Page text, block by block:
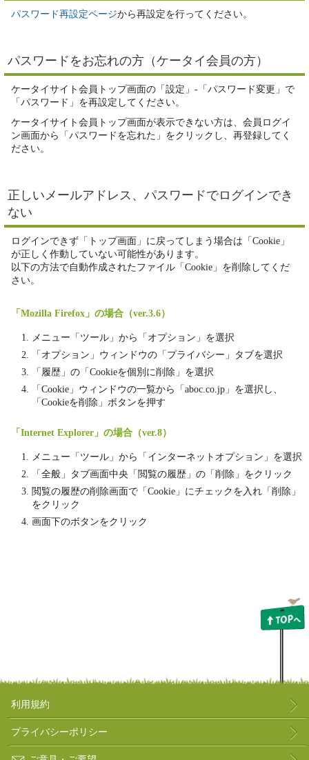
パスワード再設定ページから再設定を行ってください。
パスワードをお忘れの方（ケータイ会員の方）
ケータイサイト会員トップ画面の「設定」-「パスワード変更」で
「パスワード」を再設定してください。
ケータイサイト会員トップ画面が表示できない方は、会員ログイ
ン画面から「パスワードを忘れた」をクリックし、再登録してく
ださい。
正しいメールアドレス、パスワードでログインでき
ない
ログインできず「トップ画面」に戻ってしまう場合は「Cookie」
が正しく作動していない可能性があります。
以下の方法で自動作成されたファイル「Cookie」を削除してくだ
さい。
「Mozilla Firefox」の場合（ver.3.6）
メニュー「ツール」から「オプション」を選択
「オプション」ウィンドウの「プライバシー」タブを選択
「履歴」の「Cookieを個別に削除」を選択
「Cookie」ウィンドウの一覧から「aboc.co.jp」を選択し、
「Cookieを削除」ボタンを押す
「Internet Explorer」の場合（ver.8）
メニュー「ツール」から「インターネットオプション」を選択
「全般」タブ画面中央「閲覧の履歴」の「削除」をクリック
閲覧の履歴の削除画面で「Cookie」にチェックを入れ「削除」
をクリック
画面下のボタンをクリック
利用規約
プライバシーポリシー